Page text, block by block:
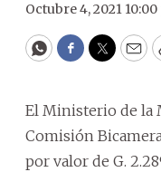
Octubre 4, 2021 10:00
WhatsApp
Facebook
Twitter
El Ministerio de la
Comisión
por valor de G.